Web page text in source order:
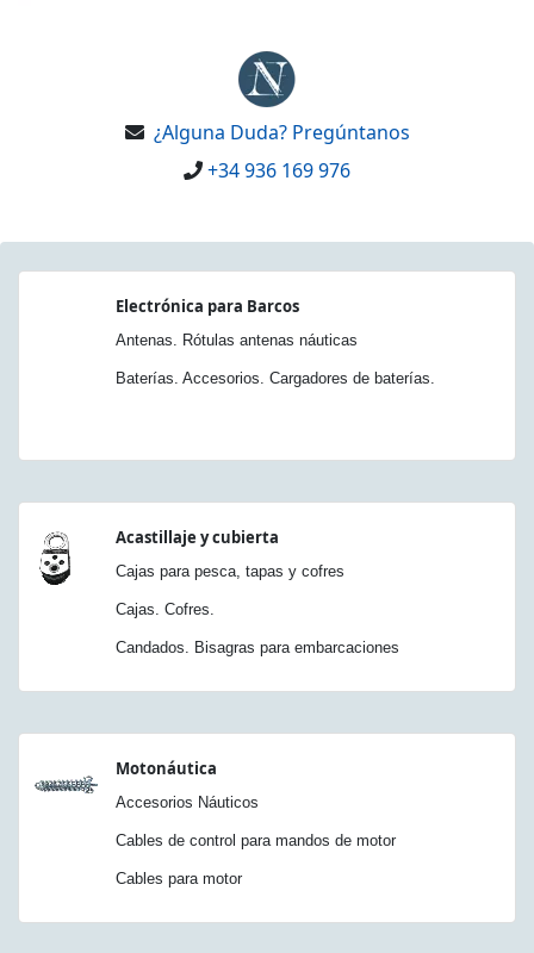
¿Alguna Duda? Pregúntanos
+34 936 169 976
Electrónica para Barcos
Antenas. Rótulas antenas náuticas
Baterías. Accesorios. Cargadores de baterías.
Acastillaje y cubierta
Cajas para pesca, tapas y cofres
Cajas. Cofres.
Candados. Bisagras para embarcaciones
Motonáutica
Accesorios Náuticos
Cables de control para mandos de motor
Cables para motor